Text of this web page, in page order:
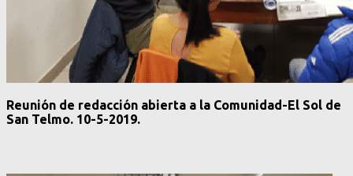
Reunión de redacción abierta a la Comunidad-El Sol de
San Telmo. 10-5-2019.